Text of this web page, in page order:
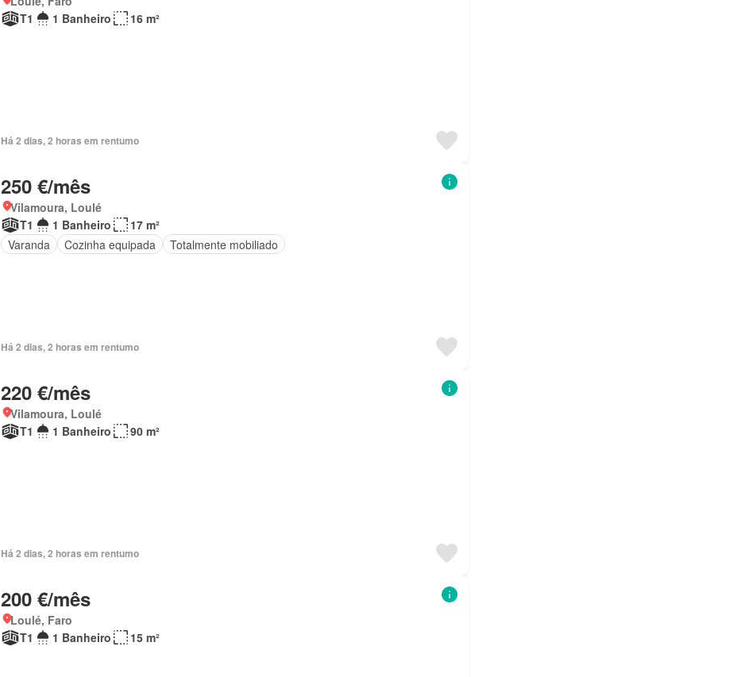
T1
1 Banheiro 16 m²
Há 2 dias, 2 horas em rentumo
250 €/mês
Vilamoura, Loulé
T1
1 Banheiro
17 m²
Varanda
Cozinha equipada Totalmente mobiliado
Há 2 dias, 2 horas em rentumo
220 €/mês
Vilamoura, Loulé
T1
1 Banheiro 90 m²
Há 2 dias, 2 horas em rentumo
200 €/mês
Loulé, Faro
T1
1 Banheiro 15 m²